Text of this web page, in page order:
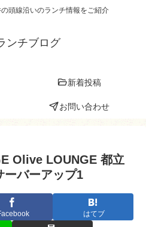
頭線沿いのランチ情報をご紹介
ンチブログ
新着投稿
お問い合わせ
Olive LOUNGE 都立
ーバーアップ1
はてブ